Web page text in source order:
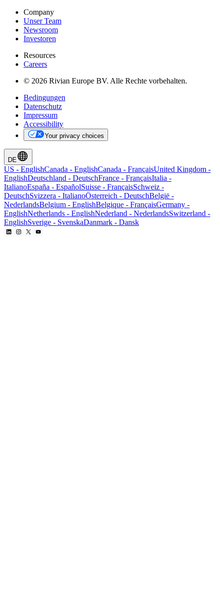
Company
Unser Team
Newsroom
Investoren
Resources
Careers
© 2026 Rivian Europe BV. Alle Rechte vorbehalten.
Bedingungen
Datenschutz
Impressum
Accessibility
Your privacy choices
DE
US - EnglishCanada - EnglishCanada - FrançaisUnited Kingdom -
EnglishDeutschland - DeutschFrance - FrançaisItalia -
ItalianoEspaña - EspañolSuisse - FrançaisSchweiz -
DeutschSvizzera - ItalianoÖsterreich - DeutschBelgië -
NederlandsBelgium - EnglishBelgique - FrançaisGermany -
EnglishNetherlands - EnglishNederland - NederlandsSwitzerland -
EnglishSverige - SvenskaDanmark - Dansk